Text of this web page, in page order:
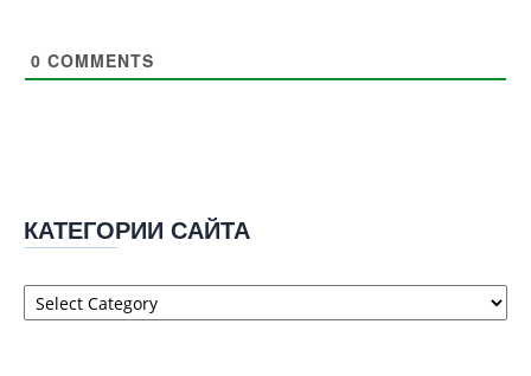
0 COMMENTS
КАТЕГОРИИ САЙТА
Категории
сайта